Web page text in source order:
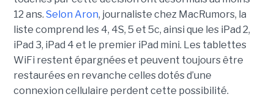
12 ans. Selon Aron, journaliste chez MacRumors, la
liste comprend les 4, 4S, 5 et 5c, ainsi que les iPad 2,
iPad 3, iPad 4 et le premier iPad mini. Les tablettes
WiFi restent épargnées et peuvent toujours être
restaurées en revanche celles dotés d’une
connexion cellulaire perdent cette possibilité.